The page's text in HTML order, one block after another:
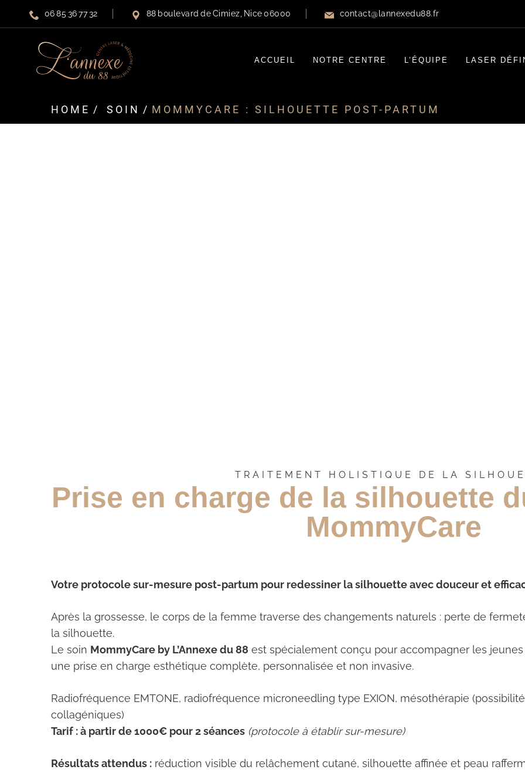
06 85 36 77 32 88 boulevard de Cimiez, Nice 06000 contact@lannexedu88.fr
ACCUEIL NOTRE CENTRE L’ÉQUIPE LASER
HOME SOIN MOMMYCARE : SILHOUETTE POST-PARTUM
TRAITEMENT HOLISTIQUE DE LA
Prise en charge de la silhouette
MommyCare
Votre protocole sur-mesure post-partum pour redessiner la silhouette avec douceur et
Après la grossesse, le corps de la femme traverse des changements naturels : perte de
la silhouette.
Le soin MommyCare by L’Annexe du 88 est spécialement conçu pour accompagner les
une prise en charge esthétique complète, personnalisée et non invasive.
Radiofréquence EMTONE, radiofréquence microneedling type EXION, mésothérapie
collagéniques)
Tarif : à partir de 1000€ pour 2 séances (protocole à établir sur-mesure)
Résultats attendus : réduction visible du relâchement cutané, silhouette affinée et peau
Panneau de gestion des cookies